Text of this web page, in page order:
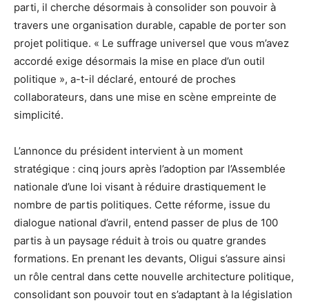
parti, il cherche désormais à consolider son pouvoir à
travers une organisation durable, capable de porter son
projet politique. « Le suffrage universel que vous m’avez
accordé exige désormais la mise en place d’un outil
politique », a-t-il déclaré, entouré de proches
collaborateurs, dans une mise en scène empreinte de
simplicité.
L’annonce du président intervient à un moment
stratégique : cinq jours après l’adoption par l’Assemblée
nationale d’une loi visant à réduire drastiquement le
nombre de partis politiques. Cette réforme, issue du
dialogue national d’avril, entend passer de plus de 100
partis à un paysage réduit à trois ou quatre grandes
formations. En prenant les devants, Oligui s’assure ainsi
un rôle central dans cette nouvelle architecture politique,
consolidant son pouvoir tout en s’adaptant à la législation